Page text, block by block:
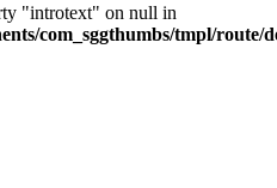
"introtext" on null in
com_sggthumbs/tmpl/route/